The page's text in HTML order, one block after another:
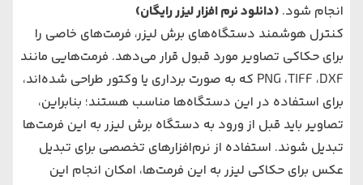
انجام شود. (دانلود نرم افزار لیزر رایگان)
کنترل هوشمند دستگاه‌های برش لیزر، فرمت‌های خاصی را
برای حکاکی تصاویر مورد قبول قرار می‌دهد. فرمت‌هایی مانند
PNG ،TIFF ،DXF
که به صورت برداری یا وکتور طراحی شده‌اند،
برای استفاده در این دستگاه‌ها مناسب هستند؛ بنابراین،
تصاویر باید قبل از ورود به دستگاه برش لیزر به این فرمت‌ها
تبدیل شوند. استفاده از نرم‌افزارهای تخصصی برای تبدیل
عکس برای حکاکی لیزر به این فرمت‌ها، امکان انجام این